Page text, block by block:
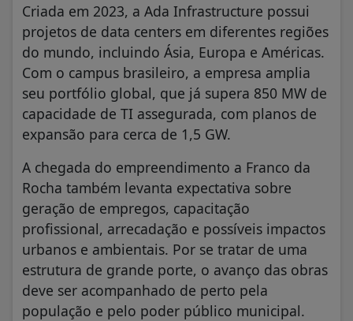
Criada em 2023, a Ada Infrastructure possui
projetos de data centers em diferentes regiões
do mundo, incluindo Ásia, Europa e Américas.
Com o campus brasileiro, a empresa amplia
seu portfólio global, que já supera 850 MW de
capacidade de TI assegurada, com planos de
expansão para cerca de 1,5 GW.
A chegada do empreendimento a Franco da
Rocha também levanta expectativa sobre
geração de empregos, capacitação
profissional, arrecadação e possíveis impactos
urbanos e ambientais. Por se tratar de uma
estrutura de grande porte, o avanço das obras
deve ser acompanhado de perto pela
população e pelo poder público municipal.